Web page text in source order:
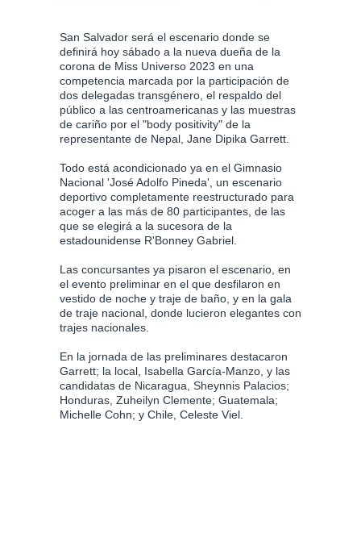
San Salvador será el escenario donde se
definirá hoy sábado a la nueva dueña de la
corona de Miss Universo 2023 en una
competencia marcada por la participación de
dos delegadas transgénero, el respaldo del
público a las centroamericanas y las muestras
de cariño por el "body positivity" de la
representante de Nepal, Jane Dipika Garrett.
Todo está acondicionado ya en el Gimnasio
Nacional 'José Adolfo Pineda', un escenario
deportivo completamente reestructurado para
acoger a las más de 80 participantes, de las
que se elegirá a la sucesora de la
estadounidense R'Bonney Gabriel.
Las concursantes ya pisaron el escenario, en
el evento preliminar en el que desfilaron en
vestido de noche y traje de baño, y en la gala
de traje nacional, donde lucieron elegantes con
trajes nacionales.
En la jornada de las preliminares destacaron
Garrett; la local, Isabella García-Manzo, y las
candidatas de Nicaragua, Sheynnis Palacios;
Honduras, Zuheilyn Clemente; Guatemala;
Michelle Cohn; y Chile, Celeste Viel.